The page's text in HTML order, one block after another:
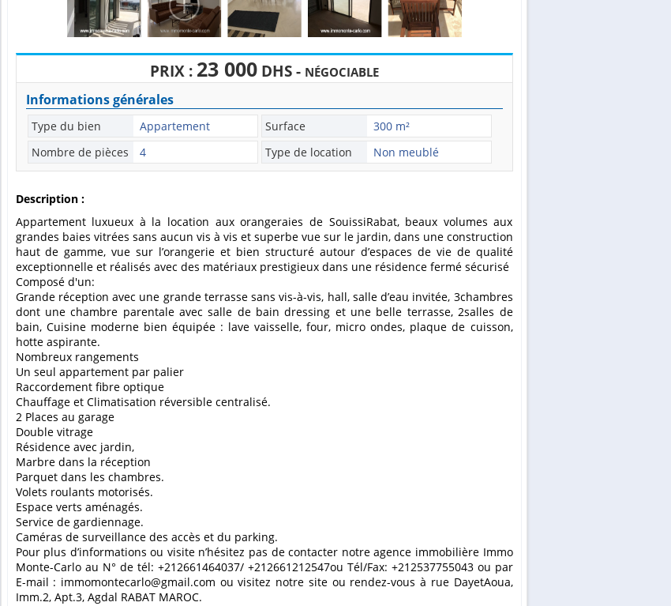
PRIX : 23 000DHS - NÉGOCIABLE
Informations générales
Type du bien Appartement Surface
300 m²
Nombre de pièces
4 Type de location Non meublé
Description :
Appartement luxueux à la location aux orangeraies de SouissiRabat, beaux volumes aux
grandes baies vitrées sans aucun vis à vis et superbe vue sur le jardin, dans une construction
haut de gamme, vue sur l’orangerie et bien structuré autour d’espaces de vie de qualité
exceptionnelle et réalisés avec des matériaux prestigieux dans une résidence fermé sécurisé
Composé d'un:
Grande réception avec une grande terrasse sans vis-à-vis, hall, salle d’eau invitée, 3chambres
dont une chambre parentale avec salle de bain dressing et une belle terrasse, 2salles de
bain, Cuisine moderne bien équipée : lave vaisselle, four, micro ondes, plaque de cuisson,
hotte aspirante.
Nombreux rangements
Un seul appartement par palier
Raccordement fibre optique
Chauffage et Climatisation réversible centralisé.
2 Places au garage
Double vitrage
Résidence avec jardin,
Marbre dans la réception
Parquet dans les chambres.
Volets roulants motorisés.
Espace verts aménagés.
Service de gardiennage.
Caméras de surveillance des accès et du parking.
Pour plus d’informations ou visite n’hésitez pas de contacter notre agence immobilière Immo
Monte-Carlo au N° de tél: +212661464037/ +212661212547ou Tél/Fax: +212537755043 ou par
E-mail : immomontecarlo@gmail.com ou visitez notre site ou rendez-vous à rue DayetAoua,
Imm.2, Apt.3, Agdal RABAT MAROC.